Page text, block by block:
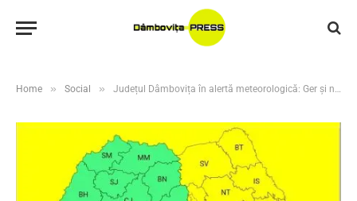
Home » Social » Județul Dâmbovița în alertă meteorologică: Ger și ninsori viscolite